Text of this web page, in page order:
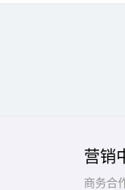
营销
商务合